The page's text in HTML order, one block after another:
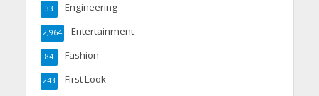
Engineering
33
Entertainment
2,964
Fashion
84
First Look
243